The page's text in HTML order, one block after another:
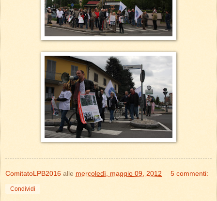
ComitatoLPB2016 alle mercoledì, maggio 09, 2012 5 commenti:
Condividi